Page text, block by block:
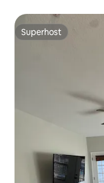
Superhost
Superhost